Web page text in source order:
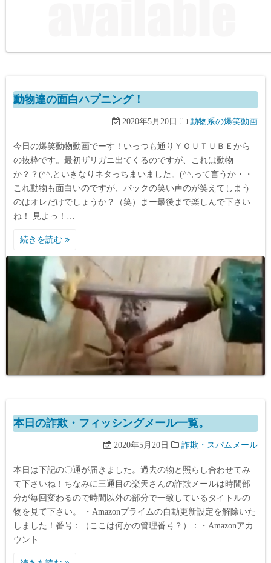
動物達の面白ハプニング！
2020年5月20日 動物系の爆笑動画
今日の爆笑動物動画でーす！いっつも通りＹＯＵＴＵＢＥから
の抜粋です。最初ザリガニ出てくるのですが、これは動物
か？？(^^;といきなりネタっちまいました。(^^;って言うか・・
これ動物も面白いのですが、バックの笑い声のが笑えてしまう
のはオレだけでしょうか？（笑）まー最後まで楽しんで下さい
ね！ 見よっ！…
続きを読む
本日の詐欺・フィッシングメール一覧。
2020年5月20日 詐欺・スパムメール
本日は下記の〇通が届きました。過去の物と照らし合わせてみ
て下さいね！ちなみに三通目の楽天さんの詐欺メールは時間部
分が毎回変わるので時間以外の部分で一致しているタイトルの
物を見て下さい。 ・Amazonプライムの自動更新設定を解除いた
しました！番号：（ここは何かの管理番号？）：・Amazonアカ
ウント…